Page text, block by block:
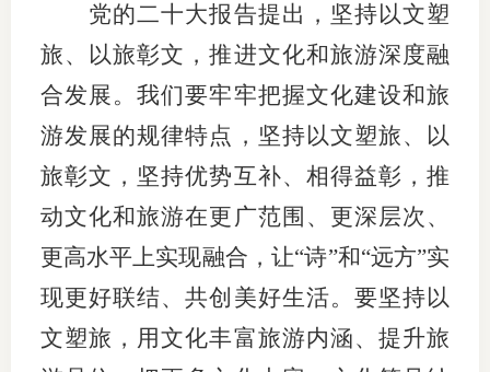
党的二十大报告提出，坚持以文塑
旅、以旅彰文，推进文化和旅游深度融
合发展。我们要牢牢把握文化建设和旅
游发展的规律特点，坚持以文塑旅、以
旅彰文，坚持优势互补、相得益彰，推
动文化和旅游在更广范围、更深层次、
更高水平上实现融合，让“诗”和“远方”实
现更好联结、共创美好生活。要坚持以
文塑旅，用文化丰富旅游内涵、提升旅